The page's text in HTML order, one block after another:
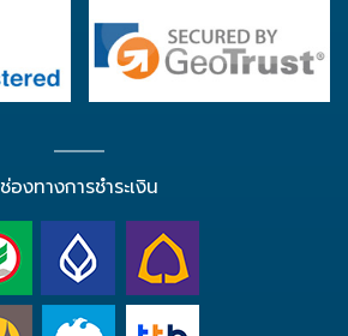
ช่องทางการชำระเงิน